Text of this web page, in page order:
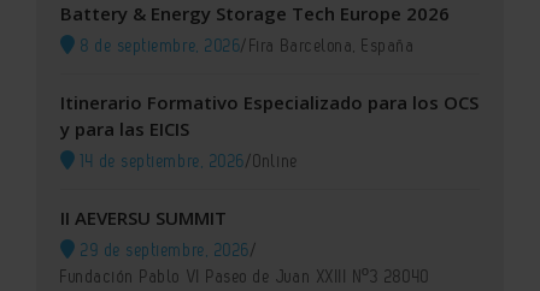
Battery & Energy Storage Tech Europe 2026
8 de septiembre, 2026/Fira Barcelona, España
Itinerario Formativo Especializado para los OCS
y para las EICIS
14 de septiembre, 2026/Online
II AEVERSU SUMMIT
29 de septiembre, 2026/
Fundación Pablo VI Paseo de Juan XXIII Nº3 28040